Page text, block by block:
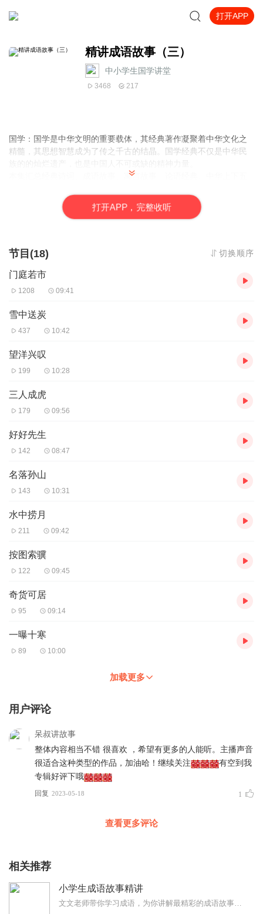
打开APP
精讲成语故事（三）
中小学生国学讲堂
3468 217
国学：国学是中华文明的重要载体，其经典著作凝聚着中华文化之
精髓，其思想智慧成为了传之千古的结晶。国学经典不仅是中华民
本集汇总经典诗词、成语故事、寓言故事、论语经典、中华上下五
国学经典环境，进一步弘扬国学文化。
打开APP，完整收听
节目(18) 切换顺序
门庭若市
1208 09:41
雪中送炭
437 10:42
望洋兴叹
199 10:28
三人成虎
179 09:56
好好先生
142 08:47
名落孙山
143 10:31
水中捞月
211 09:42
按图索骥
122 09:45
奇货可居
95 09:14
一曝十寒
89 10:00
加载更多
用户评论
呆叔讲故事
整体内容相当不错 很喜欢 ，希望有更多的人能听。主播声音
很适合这种类型的作品，加油哈！继续关注
有空到我
专辑好评下哦
回复 2023-05-18 1
查看更多评论
相关推荐
小学生成语故事精讲
文文老师带你学习成语，为你讲解最精彩的成语故事，轻松学习成语，学会运用